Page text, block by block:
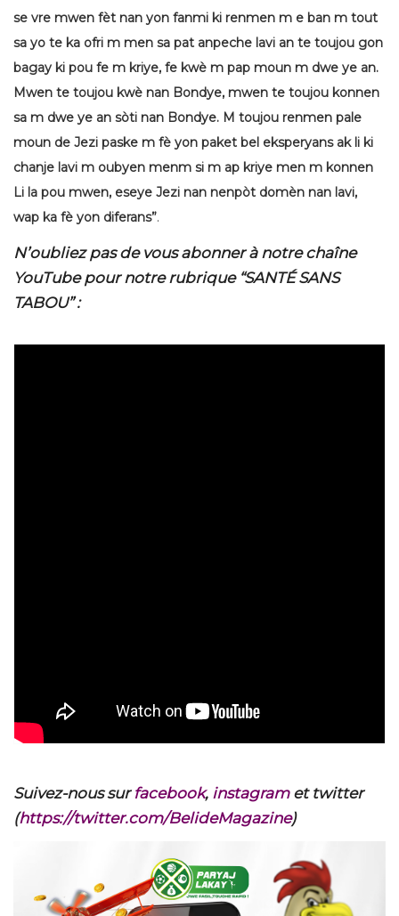
se vre mwen fèt nan yon fanmi ki renmen m e ban m tout
sa yo te ka ofri m men sa pat anpeche lavi an te toujou gon
bagay ki pou fe m kriye, fe kwè m pap moun m dwe ye an.
Mwen te toujou kwè nan Bondye, mwen te toujou konnen
sa m dwe ye an sòti nan Bondye. M toujou renmen pale
moun de Jezi paske m fè yon paket bel eksperyans ak li ki
chanje lavi m oubyen menm si m ap kriye men m konnen
Li la pou mwen, eseye Jezi nan nenpòt domèn nan lavi,
wap ka fè yon diferans”.
N’oubliez pas de vous abonner à notre chaîne
YouTube pour notre rubrique “SANTÉ SANS
TABOU” :
Suivez-nous sur facebook, instagramet twitter
(https://twitter.com/BelideMagazine)